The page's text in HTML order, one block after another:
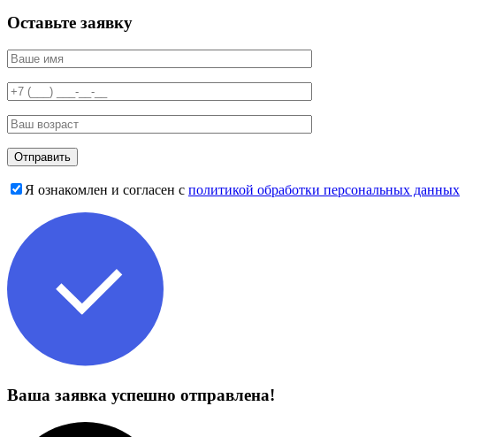
Оставьте заявку
Я ознакомлен и согласен с политикой обработки персональных данных
Ваша заявка успешно отправлена!